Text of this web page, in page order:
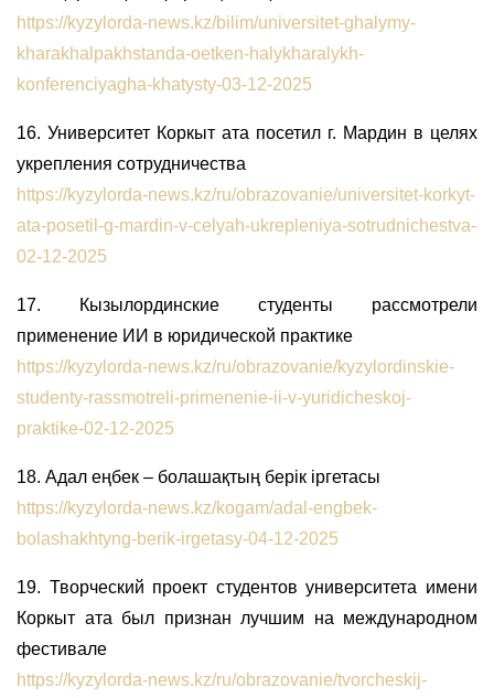
https://kyzylorda-news.kz/bilim/universitet-ghalymy-
kharakhalpakhstanda-oetken-halykharalykh-
konferenciyagha-khatysty-03-12-2025
16. Университет Коркыт ата посетил г. Мардин в целях
укрепления сотрудничества
https://kyzylorda-news.kz/ru/obrazovanie/universitet-korkyt-
ata-posetil-g-mardin-v-celyah-ukrepleniya-sotrudnichestva-
02-12-2025
17. Кызылординские студенты рассмотрели
применение ИИ в юридической практике
https://kyzylorda-news.kz/ru/obrazovanie/kyzylordinskie-
studenty-rassmotreli-primenenie-ii-v-yuridicheskoj-
praktike-02-12-2025
18. Адал еңбек – болашақтың берік іргетасы
https://kyzylorda-news.kz/kogam/adal-engbek-
bolashakhtyng-berik-irgetasy-04-12-2025
19. Творческий проект студентов университета имени
Коркыт ата был признан лучшим на международном
фестивале
https://kyzylorda-news.kz/ru/obrazovanie/tvorcheskij-